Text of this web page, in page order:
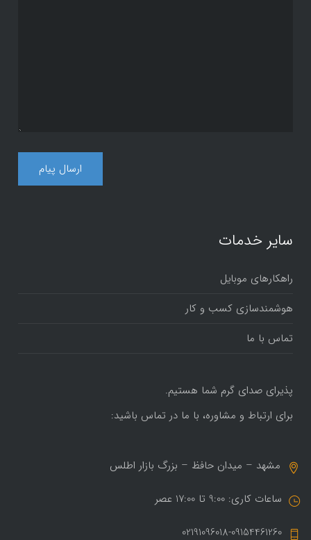
سایر خدمات
راهکارهای موبایل
هوشمندسازی کسب و کار
تماس با ما
پذیرای صدای گرم شما هستیم.
برای ارتباط و مشاوره، با ما در تماس باشید:
مشهد – میدان حافظ – بزرگ بازار اطلس
ساعات کاری: 9:00 تا 17:00 عصر
02191096018-09154461260